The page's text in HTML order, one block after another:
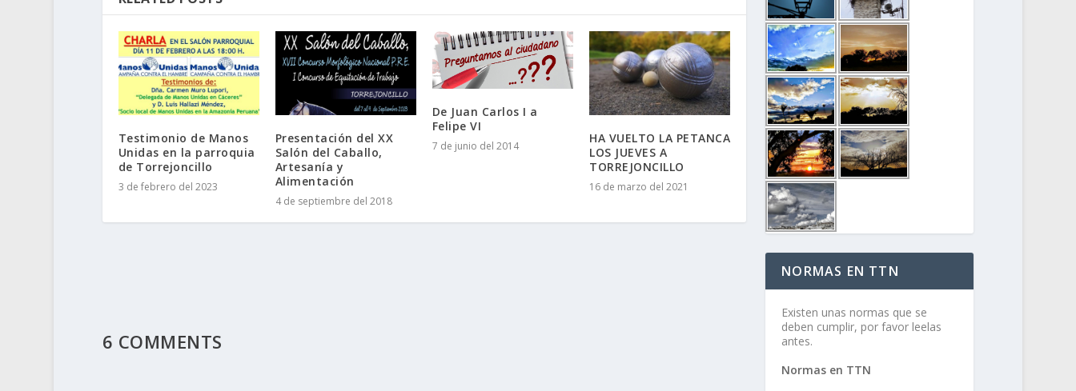
Testimonio de Manos
Unidas en la parroquia
de Torrejoncillo
3 de febrero del 2023
Presentación del XX
Salón del Caballo,
Artesanía y
Alimentación
4 de septiembre del 2018
De Juan Carlos I a
Felipe VI
7 de junio del 2014
HA VUELTO LA PETANCA
LOS JUEVES A
TORREJONCILLO
16 de marzo del 2021
6 COMMENTS
NORMAS EN TTN
Existen unas normas que se
deben cumplir, por favor leelas
antes.
Normas en TTN